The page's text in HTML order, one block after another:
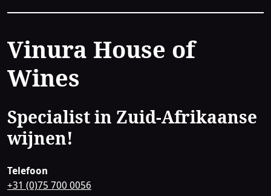
Contact
Vinura House of
Wines
Specialist in Zuid-Afrikaanse
wijnen!
Telefoon
+31 (0)75 700 0056